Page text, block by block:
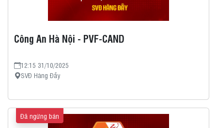
Công An Hà Nội - PVF-CAND
12:15 31/10/2025
SVĐ Hàng Đẫy
Đã ngừng bán